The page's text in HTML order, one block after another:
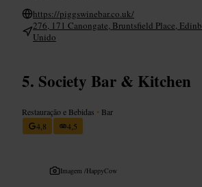
https://piggswinebar.co.uk/
276, 171 Canongate, Bruntsfield Place,
Unido
Society Bar & Kitchen
Restauração e Bebidas • Bar
4,8
4,5
Imagem /HappyCow